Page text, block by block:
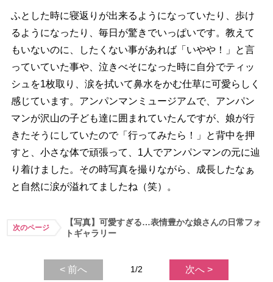
ふとした時に寝返りが出来るようになっていたり、歩け
るようになったり、毎日が驚きでいっぱいです。教えて
もいないのに、したくない事があれば「いやや！」と言
っていていた事や、泣きべそになった時に自分でティッ
シュを1枚取り、涙を拭いて鼻水をかむ仕草に可愛らしく
感じています。アンパンマンミュージアムで、アンパン
マンが沢山の子ども達に囲まれていたんですが、娘が行
きたそうにしていたので「行ってみたら！」と背中を押
すと、小さな体で頑張って、1人でアンパンマンの元に辿
り着けました。その時写真を撮りながら、成長したなぁ
と自然に涙が溢れてましたね（笑）。
次のページ
【写真】可愛すぎる…表情豊かな娘さんの日常フォ
トギャラリー
< 前へ 1/2 次へ >